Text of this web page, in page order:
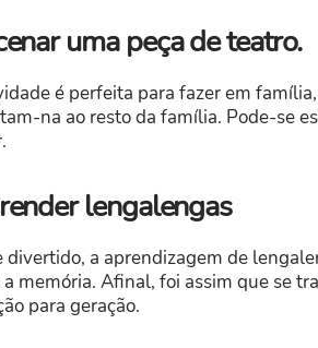
uma peça de teatro.
é perfeita para fazer em
na ao resto da família. Pode-se
lengalengas
divertido, a aprendizagem de
a memória. Afinal, foi assim que se
para geração.